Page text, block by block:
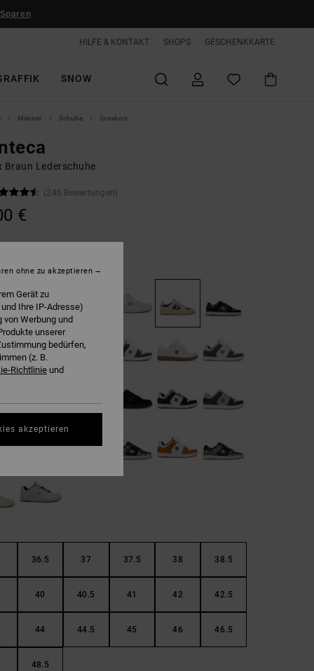
HILFE & KONTAKT SHOPS GESCHENKKARTE
SNOW
Männer Schuhe Sneakers
Braun Lederschuhe
(246 Bewertungen)
€
36.5 37 37.5 38 38.5
40 40.5 41 42 42.5
44 44.5 45 46 46.5
48.5
Gerät zu
Ihre IP-Adresse)
Werbung und
unserer
bedürfen,
(z. B.
Richtlinie und
ohne zu akzeptieren
akzeptieren